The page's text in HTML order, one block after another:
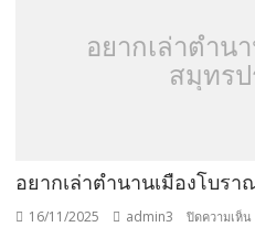
อยากเล่าตำน
สมุทรป
อยากเล่าตำนานเมืองโบร
16/11/2025 admin3 ปิดความเห็น